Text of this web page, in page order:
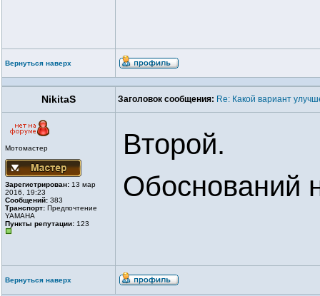
Вернуться наверх
NikitaS Заголовок сообщения: Re: Какой вариант
Мотомастер
Зарегистрирован: 13 мар
2016, 19:23
Сообщений: 383
Транспорт: Предпочтение
YAMAHA
Пункты репутации: 123
Второй.
Обоснований
Вернуться наверх